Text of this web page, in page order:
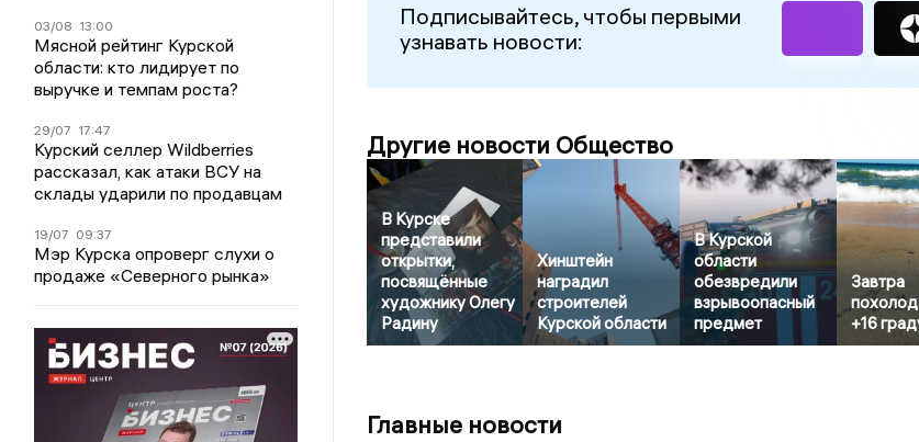
03/08 13:00
Мясной рейтинг Курской
области: кто лидирует по
выручке и темпам роста?
29/07 17:47
Курский селлер Wildberries
рассказал, как атаки ВСУ на
склады ударили по продавцам
19/07 09:37
Мэр Курска опроверг слухи о
продаже «Северного рынка»
Подписывайтесь, чтобы первыми
узнавать новости:
Другие новости Общество
В Курске
представили
открытки,
посвящённые
художнику Олегу
Радину
Хинштейн
наградил
строителей
Курской области
В Курской
области
обезвредили
взрывоопасный
предмет
Завтра
+16
Главные новости